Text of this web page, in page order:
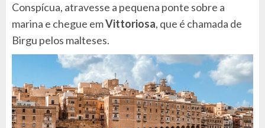
Conspícua, atravesse a pequena ponte sobre a
marina e chegue emVittoriosa, que é chamada de
Birgu pelos malteses.